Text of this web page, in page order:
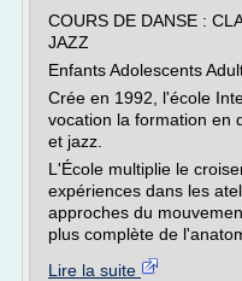
COURS DE DANSE :
JAZZ
Enfants Adolescents
Crée en 1992, l'école
vocation la formation en
et jazz.
L'École multiplie le
expériences dans les
approches du
plus complète de
Lire la suite